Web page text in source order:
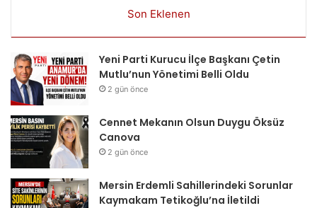
Son Eklenen
Yeni Parti Kurucu İlçe Başkanı Çetin
Mutlu’nun Yönetimi Belli Oldu
2 gün önce
Cennet Mekanın Olsun Duygu Öksüz
Canova
2 gün önce
Mersin Erdemli Sahillerindeki Sorunlar
Kaymakam Tetikoğlu’na İletildi